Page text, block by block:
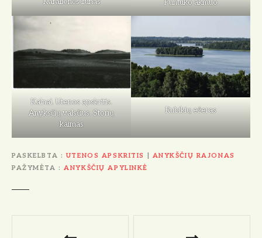
Karalienės liūnas Puntuko akmuo
Kalnai. Utenos apskritis.
Anyksčių valsčius. Storių
kaimas
Rubikių ežeras
PASKELBTA UTENOS APSKRITIS
ANYKŠČIŲ RAJONAS
PAŽYMĖTA
ANYKŠČIŲ APYLINKĖ